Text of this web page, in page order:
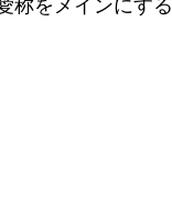
称をメインにする